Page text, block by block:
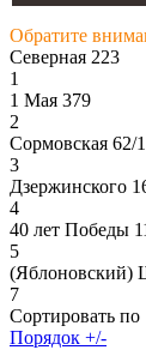
Обратите
Северная 223
1
1 Мая 379
2
Сормовская 62/1
3
Дзержинского
4
40 лет Победы
5
(Яблоновский)
7
Сортировать по
Порядок +/-